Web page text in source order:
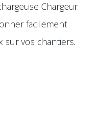
Chargeur
facilement
sur vos chantiers.